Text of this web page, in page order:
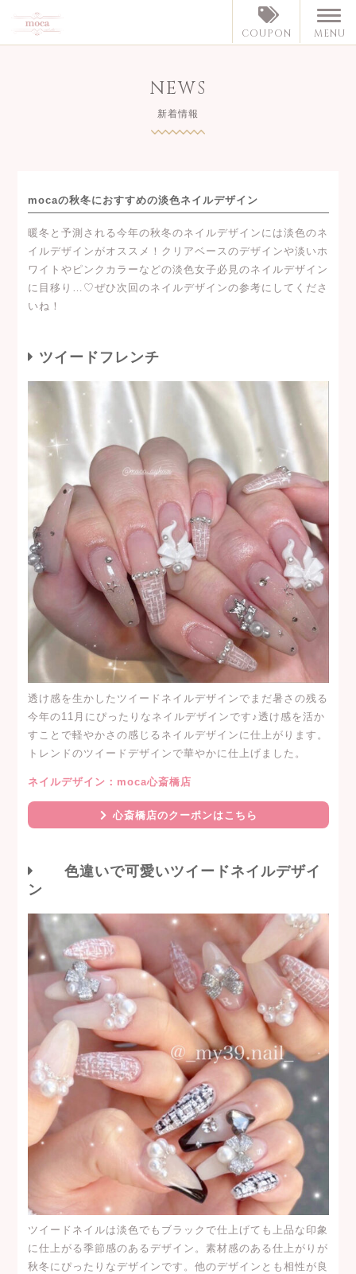
COUPON MENU
NEWS
新着情報
mocaの秋冬におすすめの淡色ネイルデザイン
暖冬と予測される今年の秋冬のネイルデザインには淡色のネ
イルデザインがオススメ！クリアベースのデザインや淡いホ
ワイトやピンクカラーなどの淡色女子必見のネイルデザイン
に目移り…♡ぜひ次回のネイルデザインの参考にしてくださ
いね！
ツイードフレンチ
透け感を生かしたツイードネイルデザインでまだ暑さの残る
今年の11月にぴったりなネイルデザインです♪透け感を活か
すことで軽やかさの感じるネイルデザインに仕上がります。
トレンドのツイードデザインで華やかに仕上げました。
ネイルデザイン：moca心斎橋店
心斎橋店のクーポンはこちら
色違いで可愛いツイードネイルデザイ
ン
ツイードネイルは淡色でもブラックで仕上げても上品な印象
に仕上がる季節感のあるデザイン。素材感のある仕上がりが
秋冬にぴったりなデザインです。他のデザインとも相性が良